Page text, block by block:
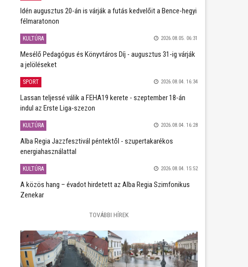
Idén augusztus 20-án is várják a futás kedvelőit a Bence-hegyi
félmaratonon
KULTÚRA 2026.08.05. 06:31
Mesélő Pedagógus és Könyvtáros Díj - augusztus 31-ig várják
a jelöléseket
SPORT 2026.08.04. 16:34
Lassan teljessé válik a FEHA19 kerete - szeptember 18-án
indul az Erste Liga-szezon
KULTÚRA 2026.08.04. 16:28
Alba Regia Jazzfesztivál péntektől - szupertakarékos
energiahasználattal
KULTÚRA 2026.08.04. 15:52
A közös hang – évadot hirdetett az Alba Regia Szimfonikus
Zenekar
TOVÁBBI HÍREK